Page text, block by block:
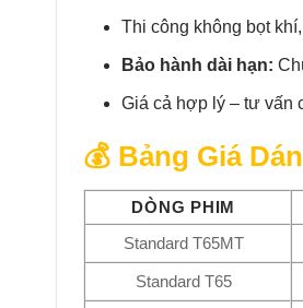
Thi công không bọt
Bảo hành dài hạn:
Giá cả hợp lý – tư vấn
💰 Bảng Giá
DÒNG PHIM
Standard T65MT
Standard T65